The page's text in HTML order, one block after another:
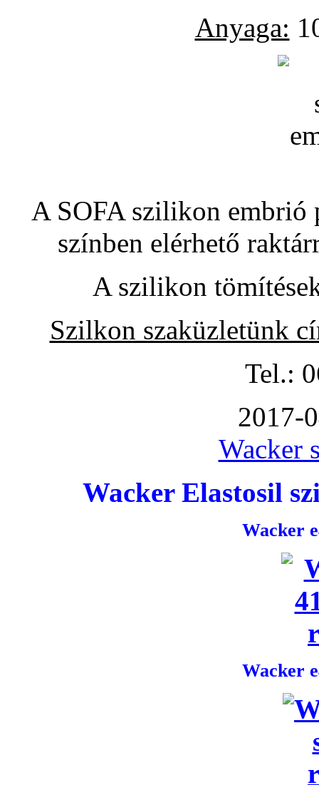
Anyaga:
A SOFA szilikon embrió
színben elérhető
A szilikon
Szilkon szaküzletünk
Tel.:
2017-
Wacker
Wacker Elastosil
Wacker
Wacker